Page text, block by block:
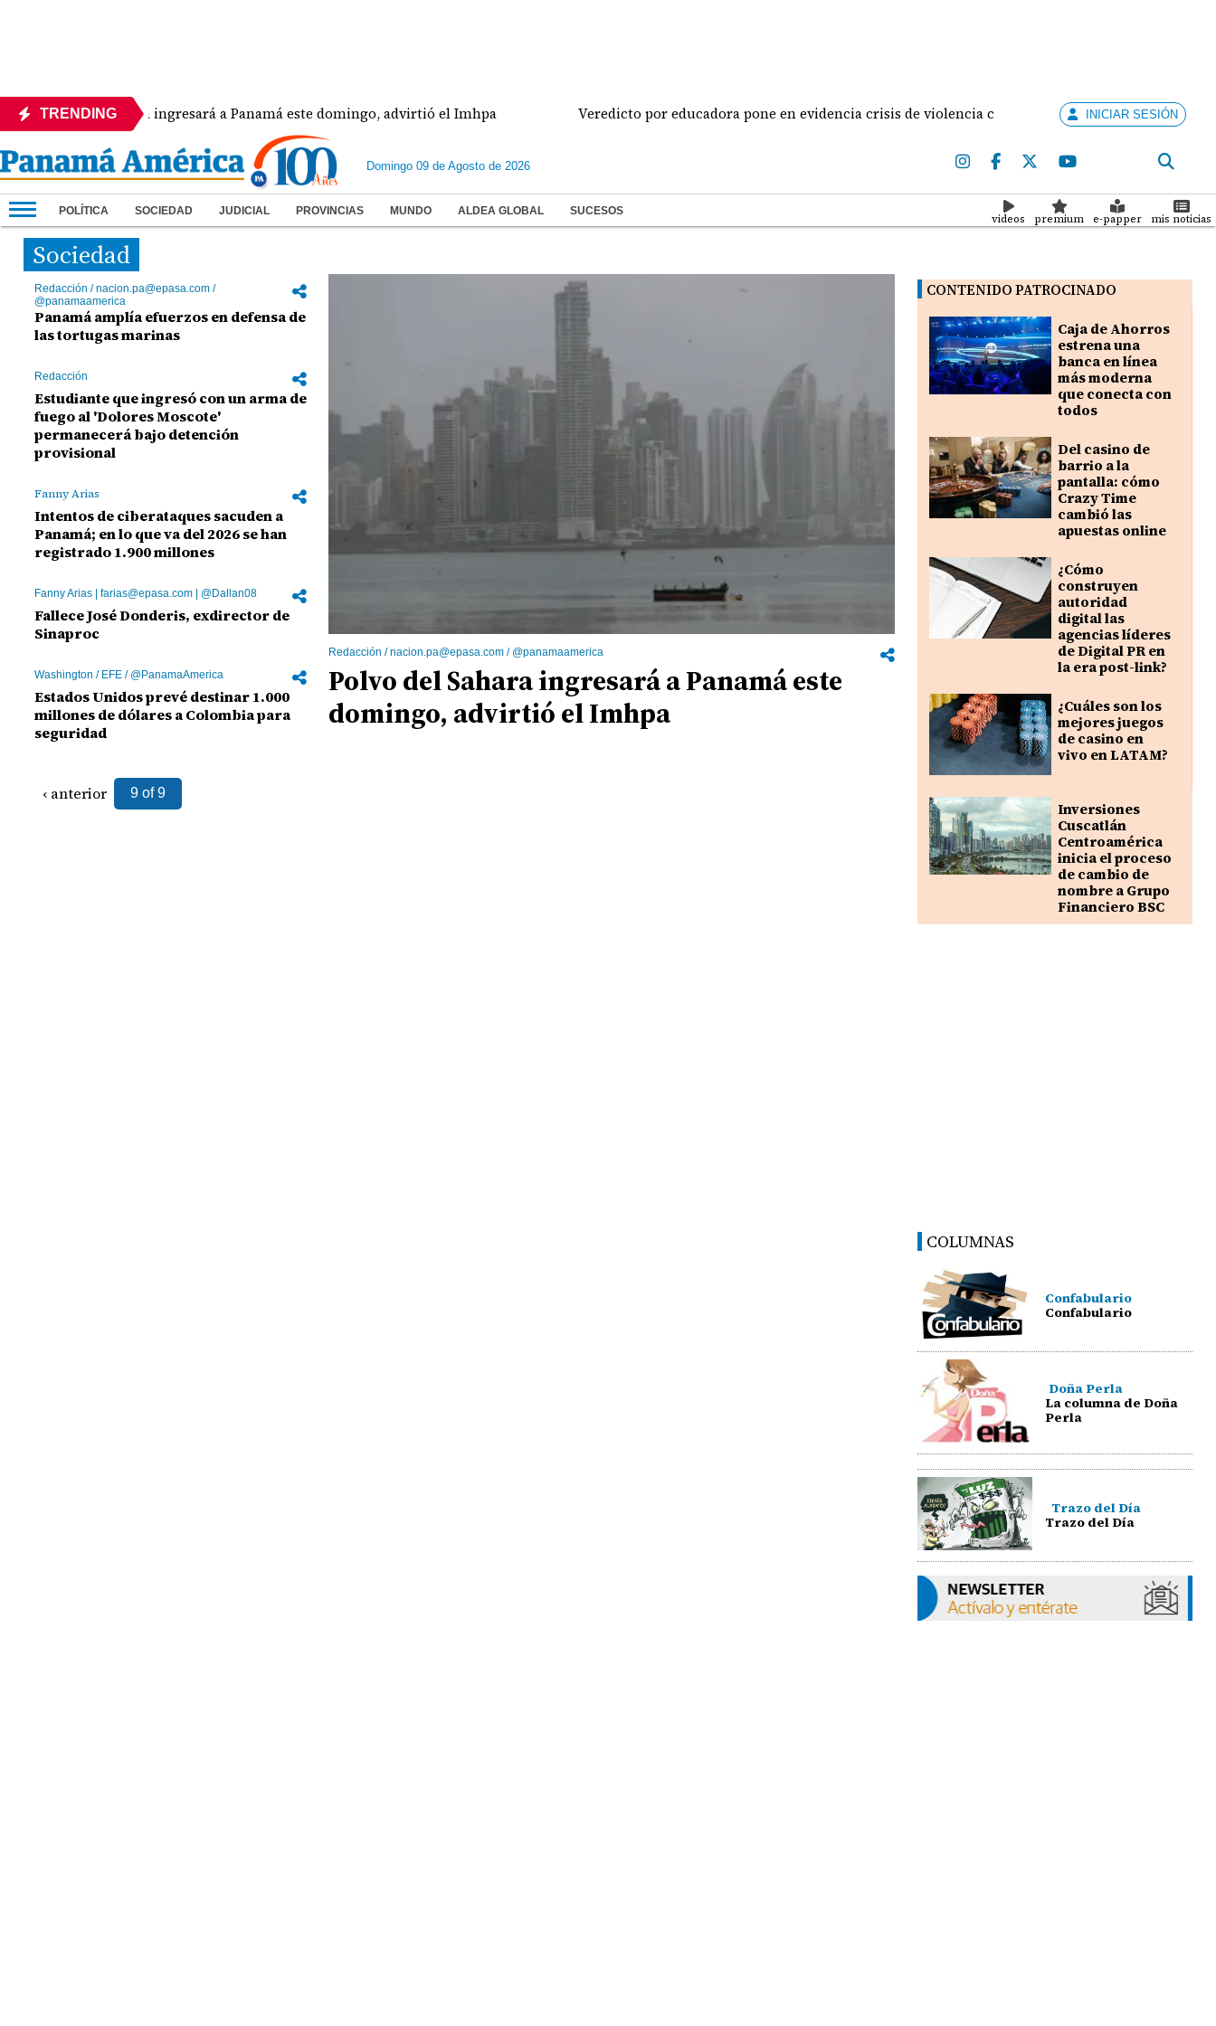
TRENDING
Polvo del Sahara ingresará a Panamá este domingo, advirtió el Imhpa Veredicto por educadora pone en evidencia crisis de violencia contra la mujer Panamá
INICIAR SESIÓN
Domingo 09 de Agosto de 2026
POLÍTICA SOCIEDAD JUDICIAL PROVINCIAS MUNDO ALDEA GLOBAL SUCESOS
videos premium e-papper mis noticias
Sociedad
Redacción / nacion.pa@epasa.com / @panamaamerica
Polvo del Sahara ingresará a Panamá este
domingo, advirtió el Imhpa
Redacción / nacion.pa@epasa.com /
@panamaamerica
Panamá amplía efuerzos en defensa de
las tortugas marinas
Redacción
Estudiante que ingresó con un arma de
fuego al 'Dolores Moscote'
permanecerá bajo detención
provisional
Fanny Arias
Intentos de ciberataques sacuden a
Panamá; en lo que va del 2026 se han
registrado 1.900 millones
Fanny Arias | farias@epasa.com | @Dallan08
Fallece José Donderis, exdirector de
Sinaproc
Washington / EFE / @PanamaAmerica
Estados Unidos prevé destinar 1.000
millones de dólares a Colombia para
seguridad
‹ anterior 9 of 9
CONTENIDO PATROCINADO
Caja de Ahorros
estrena una
banca en línea
más moderna
que conecta con
todos
Del casino de
barrio a la
pantalla: cómo
Crazy Time
cambió las
apuestas online
¿Cómo
construyen
autoridad
digital las
agencias líderes
de Digital PR en
la era post-link?
¿Cuáles son los
mejores juegos
de casino en
vivo en LATAM?
Inversiones
Cuscatlán
Centroamérica
inicia el proceso
de cambio de
nombre a Grupo
Financiero BSC
COLUMNAS
Confabulario
Confabulario
Doña Perla
La columna de Doña
Perla
Trazo del Día
Trazo del Día